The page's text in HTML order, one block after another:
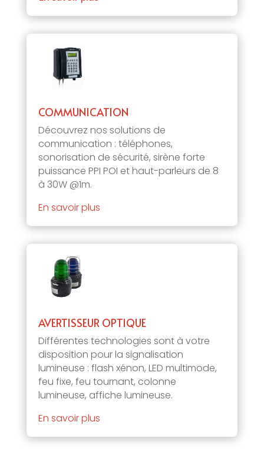
COMMUNICATION
Découvrez nos solutions de
communication : téléphones,
sonorisation de sécurité, sirène forte
puissance PPI POI et haut-parleurs de 8
à 30W @1m.
En savoir plus
AVERTISSEUR OPTIQUE
Différentes technologies sont à votre
disposition pour la signalisation
lumineuse : flash xénon, LED multimode,
feu fixe, feu tournant, colonne
lumineuse, affiche lumineuse.
En savoir plus